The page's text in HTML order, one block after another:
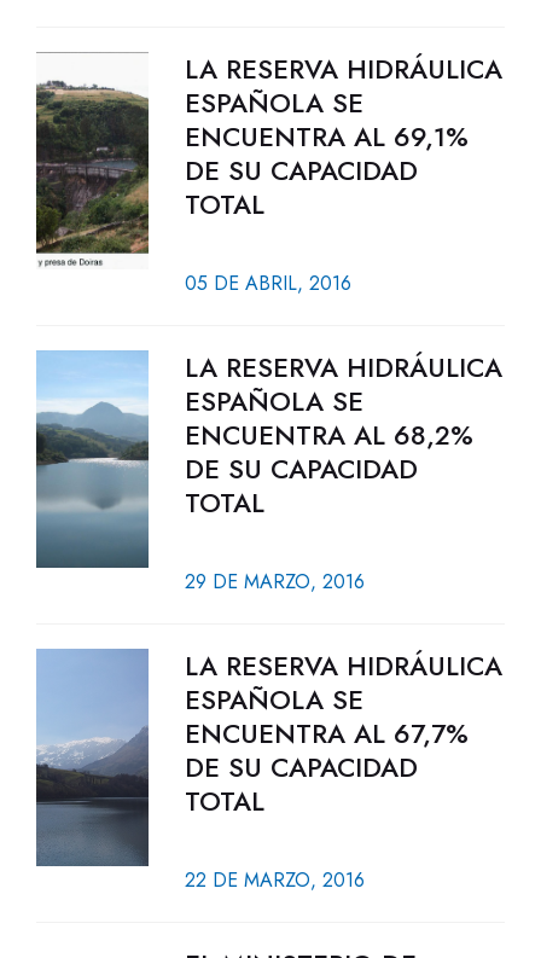
LA RESERVA HIDRÁULICA
ESPAÑOLA SE
ENCUENTRA AL 69,1%
DE SU CAPACIDAD
TOTAL
05 DE ABRIL, 2016
LA RESERVA HIDRÁULICA
ESPAÑOLA SE
ENCUENTRA AL 68,2%
DE SU CAPACIDAD
TOTAL
29 DE MARZO, 2016
LA RESERVA HIDRÁULICA
ESPAÑOLA SE
ENCUENTRA AL 67,7%
DE SU CAPACIDAD
TOTAL
22 DE MARZO, 2016